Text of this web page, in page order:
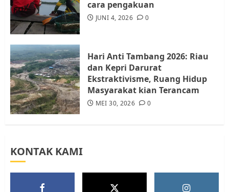
5
Tim Advokasi Desak BP Batam
Berhenti Merampas Tanah
cara pengakuan
JUNI 4, 2026 0
Hari Anti Tambang 2026: Riau
dan Kepri Darurat
Ekstraktivisme, Ruang Hidup
Masyarakat kian Terancam
MEI 30, 2026 0
KONTAK KAMI